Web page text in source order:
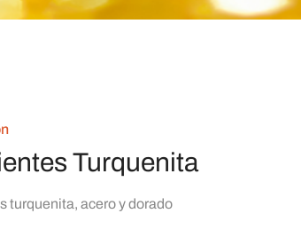
Turquenita
turquenita, acero y dorado